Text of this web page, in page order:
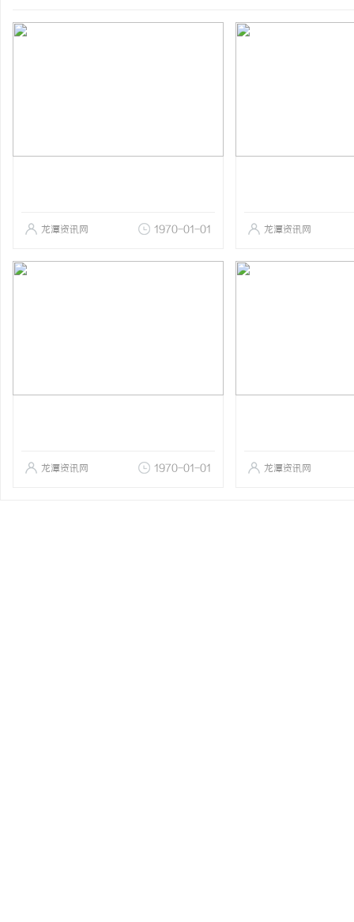
龙潭资讯网 1970-01-01 龙潭资讯网
龙潭资讯网 1970-01-01 龙潭资讯网